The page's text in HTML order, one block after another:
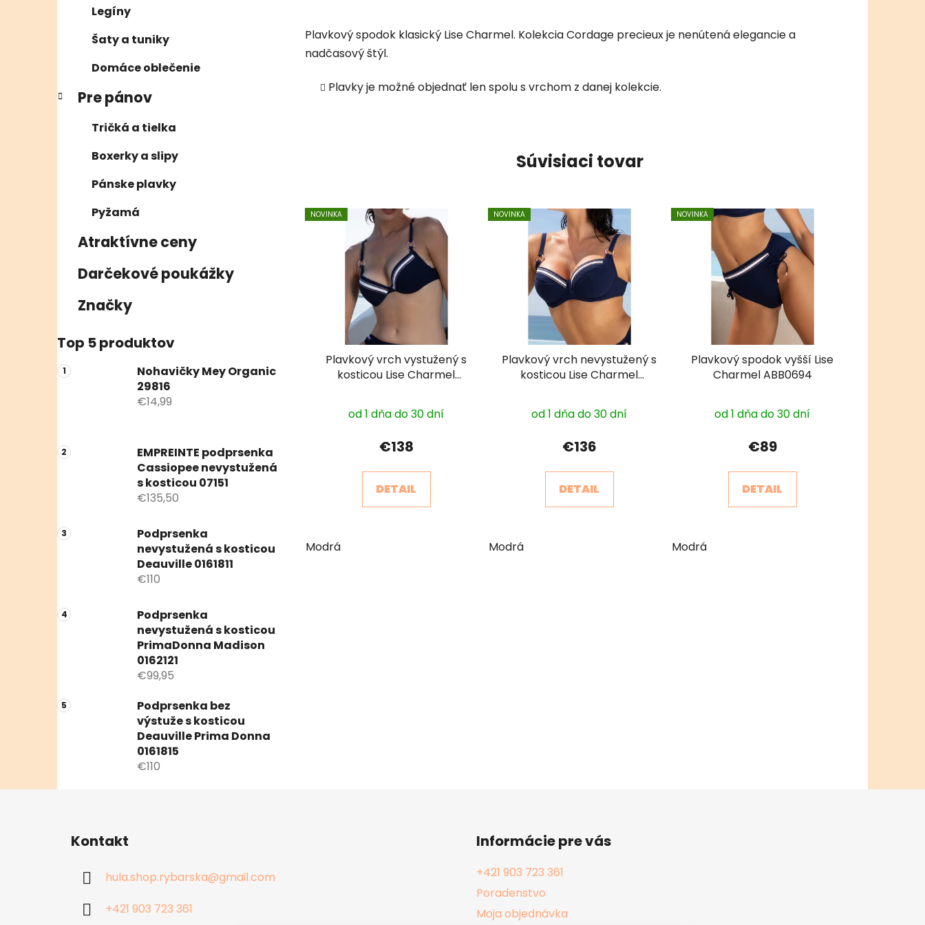
Legíny
Šaty a tuniky
Domáce oblečenie
Pre pánov
Tričká a tielka
Boxerky a slipy
Pánske plavky
Pyžamá
Atraktívne ceny
Darčekové poukážky
Značky
Top 5 produktov
Nohavičky Mey Organic
29816
€14,99
EMPREINTE podprsenka
Cassiopee nevystužená
s kosticou 07151
€135,50
Podprsenka
nevystužená s kosticou
Deauville 0161811
€110
Podprsenka
nevystužená s kosticou
PrimaDonna Madison
0162121
€99,95
Podprsenka bez
výstuže s kosticou
Deauville Prima Donna
0161815
€110
Plavkový spodok klasický Lise Charmel. Kolekcia Cordage precieux je nenútená elegancie a
nadčasový štýl.
Plavky je možné objednať len spolu s vrchom z danej kolekcie.
Súvisiaci tovar
NOVINKA
Plavkový vrch vystužený s
kosticou Lise Charmel
od 1 dňa do 30 dní
€138
DETAIL
Modrá
NOVINKA
Plavkový vrch nevystužený s
kosticou Lise Charmel
od 1 dňa do 30 dní
€136
DETAIL
Modrá
NOVINKA
Plavkový spodok vyšší Lise
Charmel ABB0694
od 1 dňa do 30 dní
€89
DETAIL
Modrá
Kontakt
hula.shop.rybarska@gmail.com
+421 903 723 361
Informácie pre vás
+421 903 723 361
Poradenstvo
Moja objednávka